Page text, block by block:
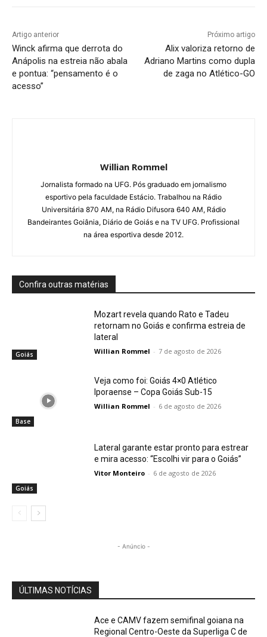
Artigo anterior
Winck afirma que derrota do
Anápolis na estreia não abala
e pontua: “pensamento é o
acesso”
Próximo artigo
Alix valoriza retorno de
Adriano Martins como dupla
de zaga no Atlético-GO
Willian Rommel
Jornalista formado na UFG. Pós graduado em jornalismo
esportivo pela faculdade Estácio. Trabalhou na Rádio
Universitária 870 AM, na Rádio Difusora 640 AM, Rádio
Bandeirantes Goiânia, Diário de Goiás e na TV UFG. Profissional
na área esportiva desde 2012.
Confira outras matérias
Goiás
Mozart revela quando Rato e Tadeu
retornam no Goiás e confirma estreia de
lateral
Willian Rommel - 7 de agosto de 2026
Base
Veja como foi: Goiás 4×0 Atlético
Iporaense – Copa Goiás Sub-15
Willian Rommel - 6 de agosto de 2026
Goiás
Lateral garante estar pronto para estrear
e mira acesso: “Escolhi vir para o Goiás”
Vitor Monteiro - 6 de agosto de 2026
- Anúncio -
ÚLTIMAS NOTÍCIAS
Ace e CAMV fazem semifinal goiana na
Regional Centro-Oeste da Superliga C de